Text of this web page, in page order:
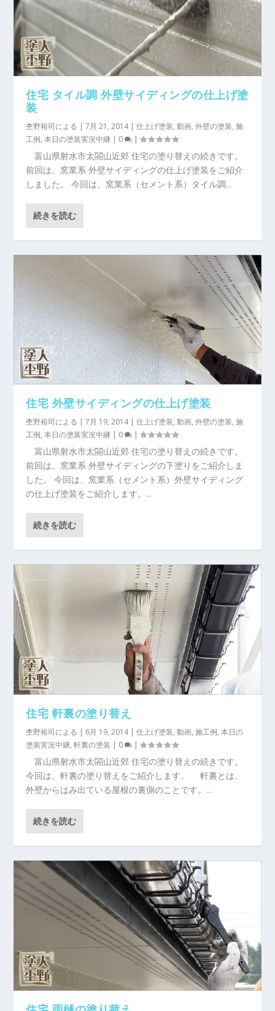
住宅 タイル調 外壁サイディングの仕上げ塗
装
杢野裕司による |7月 21, 2014|仕上げ塗装,動画,外壁の塗装,施
工例,本日の塗装実況中継 | 0 |
富山県射水市太閤山近郊 住宅の塗り替えの続きです。
前回は、窯業系 外壁サイディングの仕上げ塗装をご紹介
しました。 今回は、窯業系（セメント系）タイル調...
続きを読む
住宅 外壁サイディングの仕上げ塗装
杢野裕司による |7月 19, 2014|仕上げ塗装,動画,外壁の塗装,施
工例,本日の塗装実況中継 | 0 |
富山県射水市太閤山近郊 住宅の塗り替えの続きです。
前回は、窯業系 外壁サイディングの下塗りをご紹介しま
した。 今回は、窯業系（セメント系）外壁サイディング
の仕上げ塗装をご紹介します。...
続きを読む
住宅 軒裏の塗り替え
杢野裕司による | 6月 19, 2014|仕上げ塗装,動画,施工例,本日の
塗装実況中継,軒裏の塗装 | 0 |
富山県射水市太閤山近郊 住宅の塗り替えの続きです。
今回は、軒裏の塗り替えをご紹介します。 軒裏とは、
外壁からはみ出ている屋根の裏側のことです。...
続きを読む